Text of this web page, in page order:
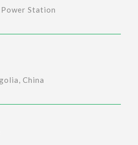
Station
China